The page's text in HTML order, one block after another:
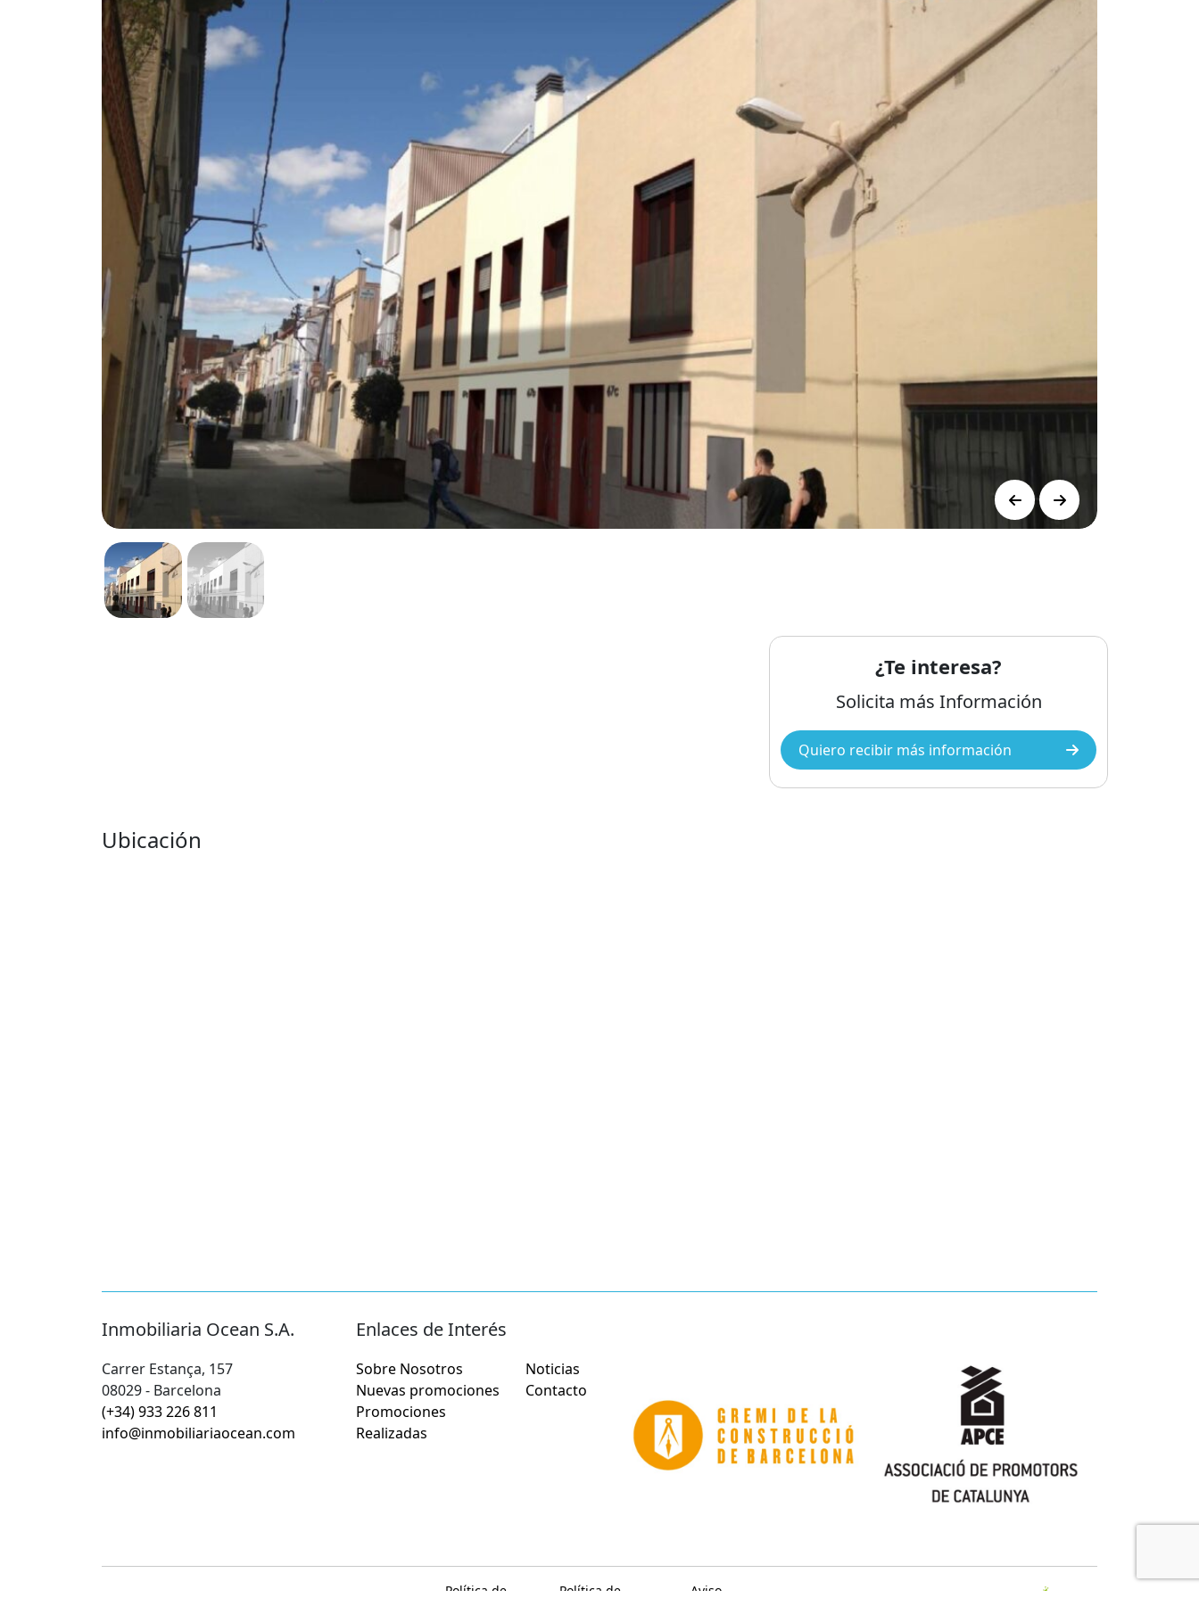
AnteriorSiguiente
¿Te interesa?
Solicita más Información
Quiero recibir más información
Ubicación
Inmobiliaria Ocean S.A.
Carrer Estança, 157
08029 - Barcelona
(+34) 933 226 811
info@inmobiliariaocean.com
Enlaces de Interés
Sobre Nosotros
Nuevas promociones
Promociones
Realizadas
Noticias
Contacto
Política de Política de Aviso